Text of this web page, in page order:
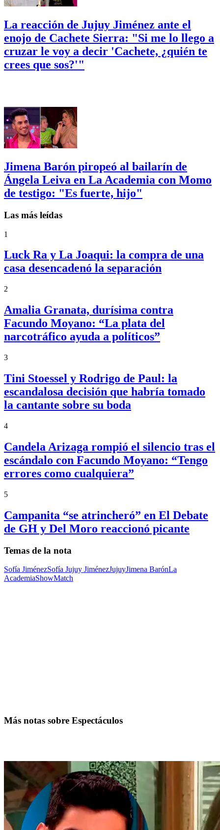
La reacción de Jujuy Jiménez ante el
enojo de Cachete Sierra: "Si me lo llego a
cruzar le voy a decir 'Cachete, ¿quién te
crees que sos?'"
Jimena Barón piropeó al bailarín de
Ángela Leiva en La Academia con Momo
de testigo: "Es fuerte, hijo"
Las más leídas
1
Luck Ra y La Joaqui: la compra de una
casa desencadenó la separación
2
Amalia Granata, durísima contra
Facundo Moyano: “La plata del
narcotráfico ayuda a políticos”
3
Tini Stoessel y Rodrigo de Paul: la
escandalosa decisión que habría tomado
la cantante sobre su boda
4
Candela Arizaga rompió el silencio tras el
escándalo con Facundo Moyano: “Tengo
errores como cualquiera”
5
Campanita “se atrincheró” en El Debate
de GH y Del Moro reaccionó picante
Temas de la nota
Sofía JiménezSofía Jujuy JiménezJujuyJimena BarónLa
AcademiaShowMatch
Más notas sobre Espectáculos